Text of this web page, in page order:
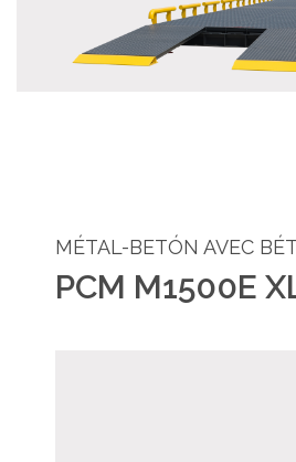
MÉTAL-BETÓN AVEC
PCM M1500E